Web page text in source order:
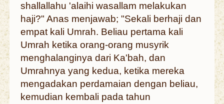
shallallahu 'alaihi wasallam melakukan
haji?" Anas menjawab; "Sekali berhaji dan
empat kali Umrah. Beliau pertama kali
Umrah ketika orang-orang musyrik
menghalanginya dari Ka'bah, dan
Umrahnya yang kedua, ketika mereka
mengadakan perdamaian dengan beliau,
kemudian kembali pada tahun